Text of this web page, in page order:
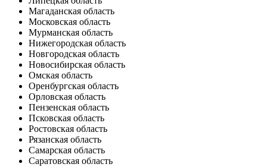
Магаданская область
Московская область
Мурманская область
Нижегородская область
Новгородская область
Новосибирская область
Омская область
Оренбургская область
Орловская область
Пензенская область
Псковская область
Ростовская область
Рязанская область
Самарская область
Саратовская область